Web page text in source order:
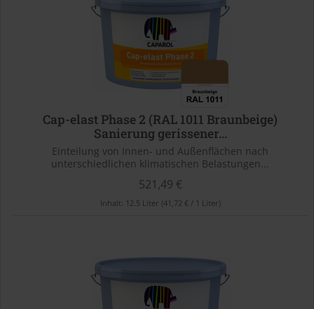
Cap-elast Phase 2 (RAL 1011 Braunbeige)
Sanierung gerissener...
Einteilung von Innen- und Außenflächen nach
unterschiedlichen klimatischen Belastungen...
521,49 €
Inhalt: 12.5 Liter (41,72 € / 1 Liter)